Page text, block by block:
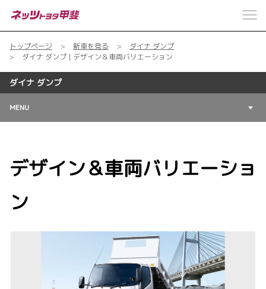
トップページ 新車を見る
ダイナ ダンプ
ダイナ ダンプ | デザイン＆車両バリエーション
ダイナ ダンプ
MENU
デザイン＆車両バリエーショ
ン